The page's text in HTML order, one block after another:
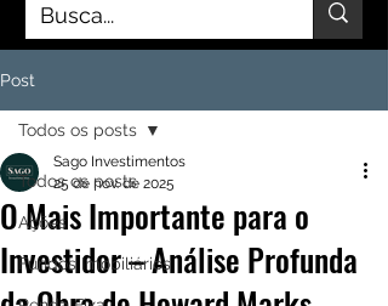
Post
Todos os posts
Ações
Fundos Imobiliários
Todos os posts
O Mais Importante para o
Investidor – Análise Profunda
Sago Investimentos
25 de nov. de 2025